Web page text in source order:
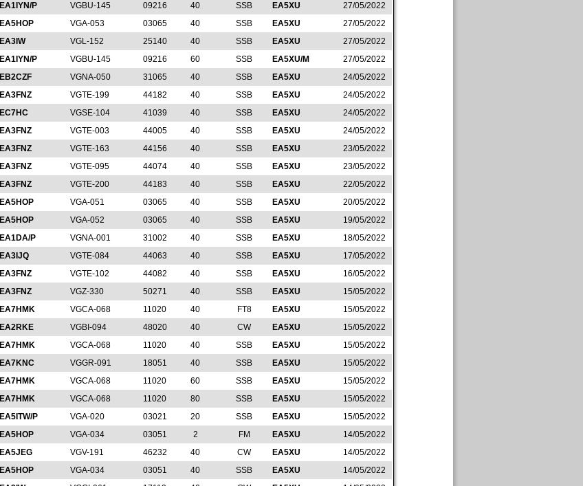
EA1IYN/P
VGBU-145 09216 40 SSB EA5XU
27/05/2022
EA5HOP
VGA-053 03065 40 SSB EA5XU
27/05/2022
EA3IW
VGL-152 25140 40 SSB EA5XU
27/05/2022
EA1IYN/P
VGBU-145 09216 60 SSB EA5XU/M
27/05/2022
EB2CZF
VGNA-050 31065 40 SSB EA5XU
24/05/2022
EA3FNZ
VGTE-199 44182 40 SSB EA5XU
24/05/2022
EC7HC
VGSE-104 41039 40 SSB EA5XU
24/05/2022
EA3FNZ
VGTE-003 44005 40 SSB EA5XU
24/05/2022
EA3FNZ
VGTE-163 44156 40 SSB EA5XU
23/05/2022
EA3FNZ
VGTE-095 44074 40 SSB EA5XU
23/05/2022
EA3FNZ
VGTE-200 44183 40 SSB EA5XU
22/05/2022
EA5HOP
VGA-051 03065 40 SSB EA5XU
20/05/2022
EA5HOP
VGA-052 03065 40 SSB EA5XU
19/05/2022
EA1DA/P
VGNA-001 31002 40 SSB EA5XU
18/05/2022
EA3IJQ
VGTE-084 44063 40 SSB EA5XU
17/05/2022
EA3FNZ
VGTE-102 44082 40 SSB EA5XU
16/05/2022
EA3FNZ
VGZ-330 50271 40 SSB EA5XU
15/05/2022
EA7HMK
VGCA-068 11020 40 FT8 EA5XU
15/05/2022
EA2RKE
VGBI-094 48020 40 CW EA5XU
15/05/2022
EA7HMK
VGCA-068 11020 40 SSB EA5XU
15/05/2022
EA7KNC
VGGR-091 18051 40 SSB EA5XU
15/05/2022
EA7HMK
VGCA-068 11020 60 SSB EA5XU
15/05/2022
EA7HMK
VGCA-068 11020 80 SSB EA5XU
15/05/2022
EA5ITW/P
VGA-020 03021 20 SSB EA5XU
15/05/2022
EA5HOP
VGA-034 03051 2 FM EA5XU
14/05/2022
EA5JEG
VGV-191 46232 40 CW EA5XU
14/05/2022
EA5HOP
VGA-034 03051 40 SSB EA5XU
14/05/2022